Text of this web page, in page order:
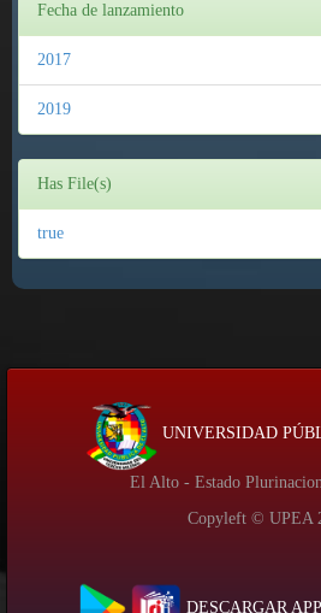
Fecha de lanzamiento
2017
2019
Has File(s)
true
UNIVERSIDAD
El Alto - Estado
Copyleft © UPEA
DESCARGAR